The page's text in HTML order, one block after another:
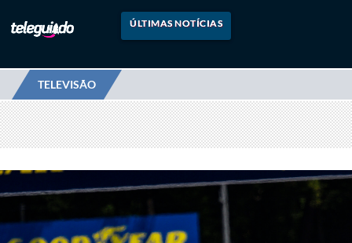
ÚLTIMAS NOTÍCIAS
TELEVISÃO